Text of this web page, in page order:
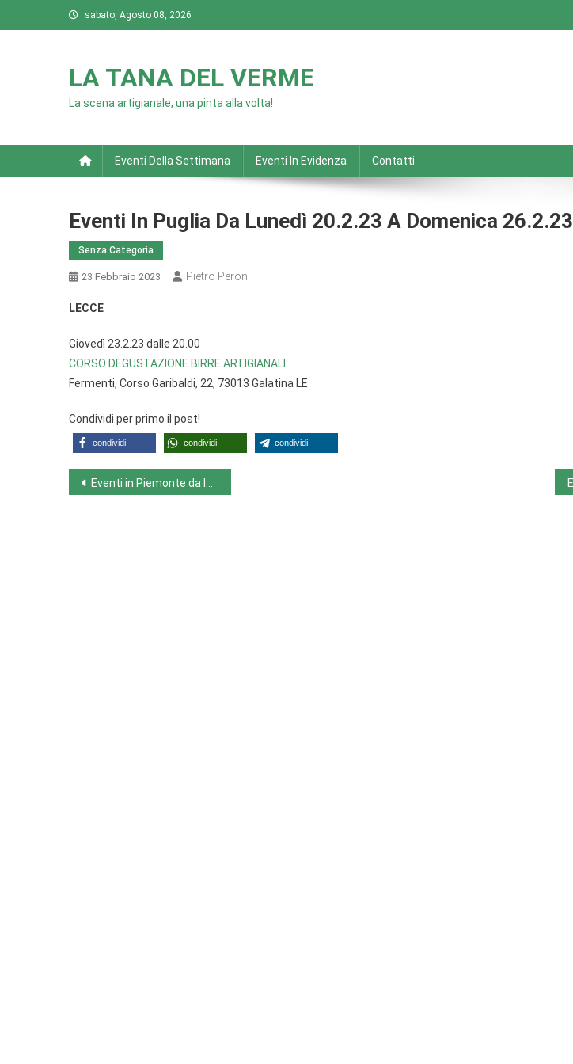
to
sabato, Agosto 08, 2026
LA TANA DEL VERME
La scena artigianale, una pinta alla volta!
Eventi Della Settimana Eventi In Evidenza Contatti
Eventi In Puglia Da Lunedì 20.2.23 A Domenica 26.2.23
Senza Categoria
23 Febbraio 2023 Pietro Peroni
LECCE
Giovedì 23.2.23 dalle 20.00
CORSO DEGUSTAZIONE BIRRE ARTIGIANALI
Fermenti, Corso Garibaldi, 22, 73013 Galatina LE
Condividi per primo il post!
condividi condividi condividi
Navigazione
Eventi in Piemonte da lunedì 20.2.23 a domenica 26.2.23